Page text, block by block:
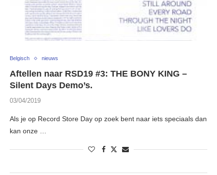
Belgisch nieuws
Aftellen naar RSD19 #3: THE BONY KING –
Silent Days Demo’s.
03/04/2019
Als je op Record Store Day op zoek bent naar iets speciaals dan
kan onze …